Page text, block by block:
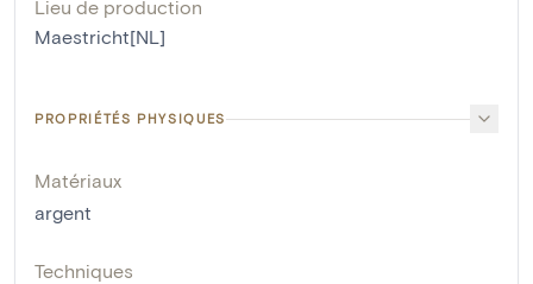
Lieu de production
Maestricht[NL]
PROPRIÉTÉS PHYSIQUES
Matériaux
argent
Techniques